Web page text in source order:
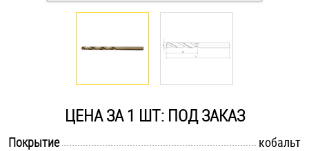
Саморезы и шурупы
Стопорные кольца
Такелаж
ЦЕНА ЗА 1 ШТ: ПОД ЗАКАЗ
Покрытие
кобальт